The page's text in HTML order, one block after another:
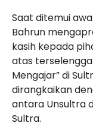
Saat ditemui
Bahrun
kasih kepada
atas
Mengajar” di
dirangkaikan
antara Unsultra
Sultra.